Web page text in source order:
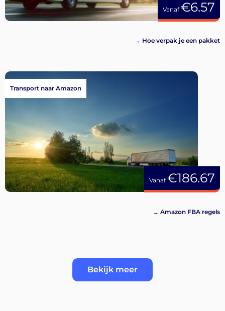
Vanaf€6.57
→ Hoe verpak je een pakket
Vanaf€186.67
Transport naar Amazon
→ Amazon FBA regels
Bekijk meer